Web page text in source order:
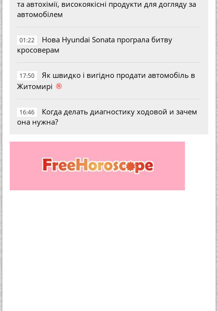
та автохімії, високоякісні продукти для догляду за
автомобілем
01:22
Нова Hyundai Sonata програла битву
кросоверам
17:50
Як швидко і вигідно продати автомобіль в
Житомирі ®
16:46
Когда делать диагностику ходовой и зачем
она нужна?